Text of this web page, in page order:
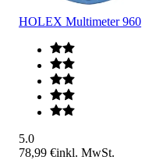
HOLEX Multimeter 960
5.0
78,99 €inkl. MwSt.